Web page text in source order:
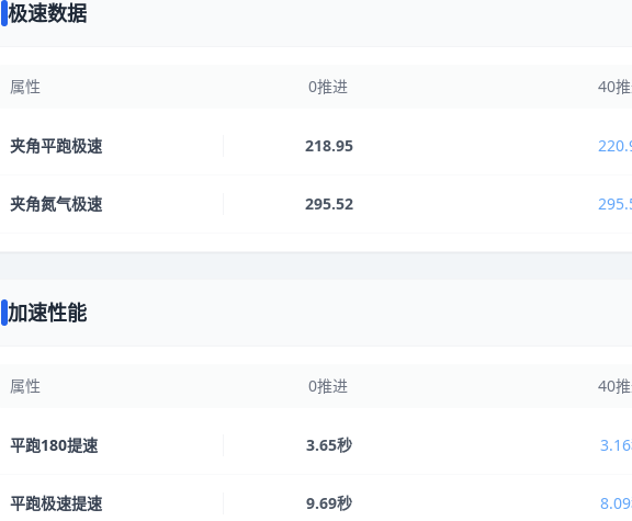
极速数据
属性 0推进 40
夹角平跑极速 218.95
夹角氮气极速 295.52
加速性能
属性 0推进 40
平跑180提速 3.65秒
平跑极速提速 9.69秒